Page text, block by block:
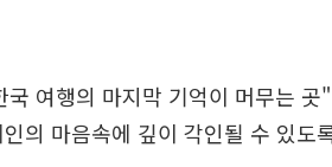
여행의 마지막 기억이 머무는
의 마음속에 깊이 각인될 수 있도